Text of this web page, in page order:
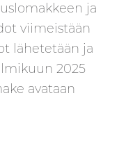
ja
viimeistään
lähetetään ja
2025
avataan